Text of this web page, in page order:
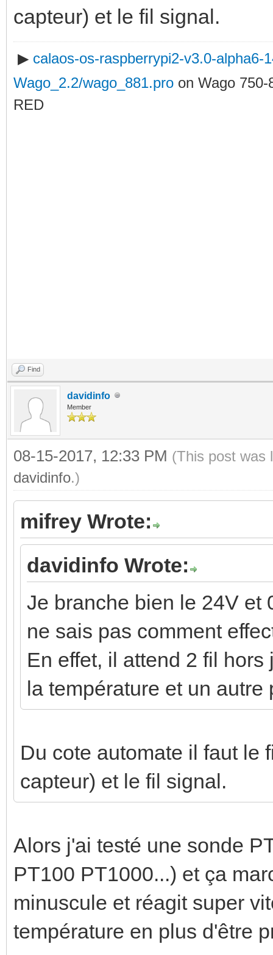
capteur) et le fil signal.
▶ calaos-os-raspberrypi2-v3.0-alpha6-
Wago_2.2/wago_881.pro on Wago 750-
RED
Find
davidinfo
Member
08-15-2017, 12:33 PM (This post was
davidinfo.)
mifrey Wrote:
davidinfo Wrote:
Je branche bien le 24V et
ne sais pas comment
En effet, il attend 2 fil
la température et un autre
Du cote automate il faut le
capteur) et le fil signal.
Alors j'ai testé une sonde
PT100 PT1000...) et ça
minuscule et réagit super
température en plus d'être